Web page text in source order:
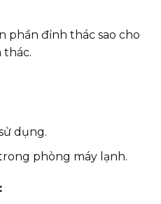
phần đỉnh thác sao cho
thác.
dụng.
phòng máy lạnh.